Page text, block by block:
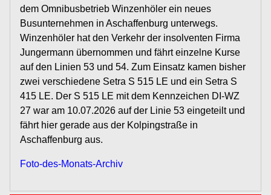
dem Omnibusbetrieb Winzenhöler ein neues
Busunternehmen in Aschaffenburg unterwegs.
Winzenhöler hat den Verkehr der insolventen Firma
Jungermann übernommen und fährt einzelne Kurse
auf den Linien 53 und 54. Zum Einsatz kamen bisher
zwei verschiedene Setra S 515 LE und ein Setra S
415 LE. Der S 515 LE mit dem Kennzeichen DI-WZ
27 war am 10.07.2026 auf der Linie 53 eingeteilt und
fährt hier gerade aus der Kolpingstraße in
Aschaffenburg aus.
Foto-des-Monats-Archiv